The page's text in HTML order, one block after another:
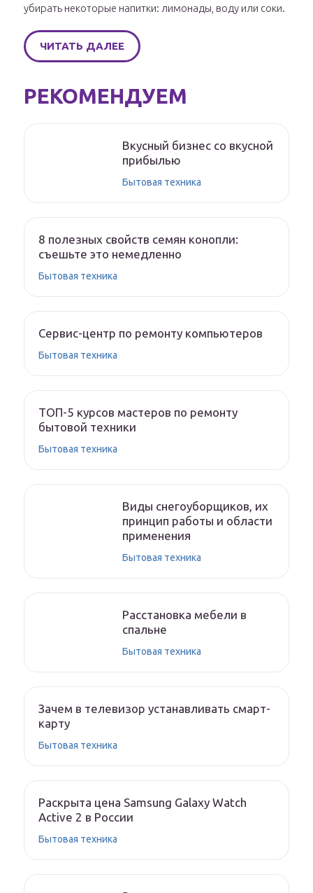
убирать некоторые напитки: лимонады, воду или соки.
ЧИТАТЬ ДАЛЕЕ
РЕКОМЕНДУЕМ
Вкусный бизнес со вкусной
прибылью
Бытовая техника
8 полезных свойств семян конопли:
съешьте это немедленно
Бытовая техника
Сервис-центр по ремонту компьютеров
Бытовая техника
ТОП-5 курсов мастеров по ремонту
бытовой техники
Бытовая техника
Виды снегоуборщиков, их
принцип работы и области
применения
Бытовая техника
Расстановка мебели в
спальне
Бытовая техника
Зачем в телевизор устанавливать смарт-
карту
Бытовая техника
Раскрыта цена Samsung Galaxy Watch
Active 2 в России
Бытовая техника